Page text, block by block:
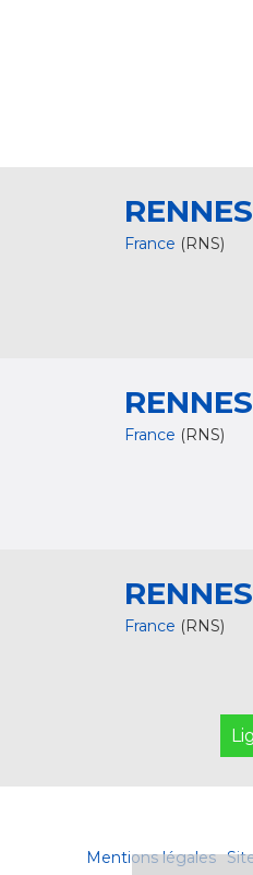
RENNES
France (RNS)
RENNES
France (RNS)
RENNES
France (RNS)
Mentions légales